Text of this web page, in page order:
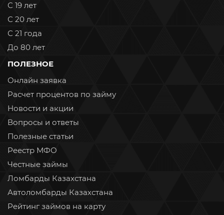
С 19 лет
С 20 лет
С 21 года
До 80 лет
ПОЛЕЗНОЕ
Онлайн заявка
Расчет процентов по займу
Новости и акции
Вопросы и ответы
Полезные статьи
Реестр МФО
Честные займы
Ломбарды Казахстана
Автоломбарды Казахстана
Рейтинг займов на карту